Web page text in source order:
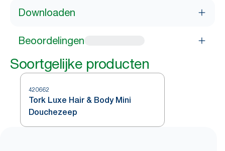
Downloaden
Beoordelingen
Soortgelijke producten
420662
Tork Luxe Hair & Body Mini
Douchezeep